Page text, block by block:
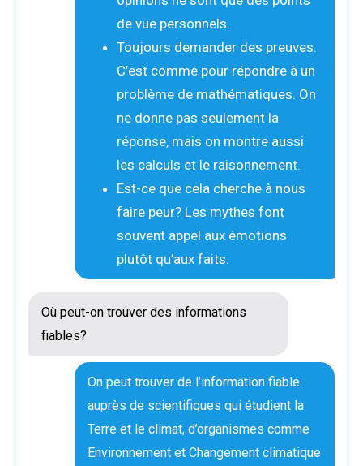
de vue personnels.
Toujours demander des preuves.
C’est comme pour répondre à un
problème de mathématiques. On
ne donne pas seulement la
réponse, mais on montre aussi
les calculs et le raisonnement.
Est-ce que cela cherche à nous
faire peur? Les mythes font
souvent appel aux émotions
plutôt qu’aux faits.
Où peut-on trouver des informations
fiables?
On peut trouver de l’information fiable
auprès de scientifiques qui étudient la
Terre et le climat, d’organismes comme
Environnement et Changement climatique